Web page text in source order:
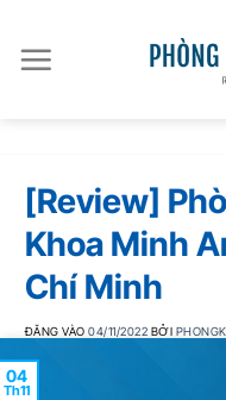
qua
nội
[Review]
Khoa Minh
Chí Minh
ĐĂNG VÀO04/11/2022 BỞI
04
Th11